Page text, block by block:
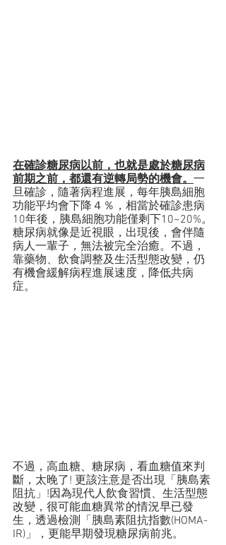
在確診糖尿病以前，也就是處於糖尿病
前期之前，都還有逆轉局勢的機會。 一
旦確診，隨著病程進展，每年胰島細胞
功能平均會下降４％，相當於確診患病
10年後，胰島細胞功能僅剩下10~20%。
糖尿病就像是近視眼，出現後，會伴隨
病人一輩子，無法被完全治癒。不過，
靠藥物、飲食調整及生活型態改變，仍
有機會緩解病程進展速度，降低共病
症。
不過，高血糖、糖尿病，看血糖值來判
斷，太晚了! 更該注意是否出現「胰島素
阻抗」!因為現代人飲食習慣、生活型態
改變，很可能血糖異常的情況早已發
生，透過檢測「胰島素阻抗指數(HOMA-
IR)」，更能早期發現糖尿病前兆。